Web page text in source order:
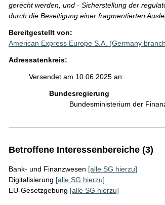
gerecht werden, und - Sicherstellung der
durch die Beseitigung einer fragmentierten
Bereitgestellt von:
American Express Europe S.A. (Germany
Adressatenkreis:
Versendet am 10.06.2025 an:
Bundesregierung
Bundesministerium der
Betroffene Interessenbereiche (3)
Bank- und Finanzwesen [alle SG hierzu]
Digitalisierung [alle SG hierzu]
EU-Gesetzgebung [alle SG hierzu]